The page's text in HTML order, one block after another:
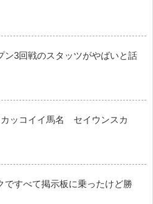
ン3回戦のスタッツがやばいと話
ッコイイ馬名 セイウンスカ
ですべて掲示板に乗ったけど勝